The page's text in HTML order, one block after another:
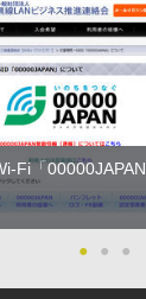
Fi「
● ● ●